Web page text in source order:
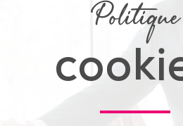
Politique